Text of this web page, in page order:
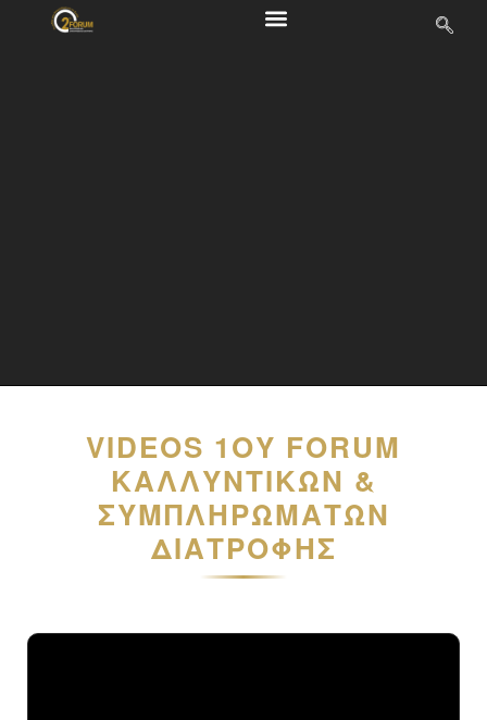
VIDEOS 1ΟΥ FORUM
ΚΑΛΛΥΝΤΙΚΏΝ &
ΣΥΜΠΛΗΡΩΜΆΤΩΝ
ΔΙΑΤΡΟΦΉΣ